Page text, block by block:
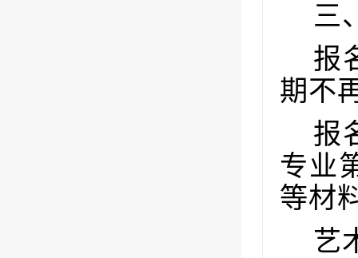
三
报
期不
报
专业
等材
艺